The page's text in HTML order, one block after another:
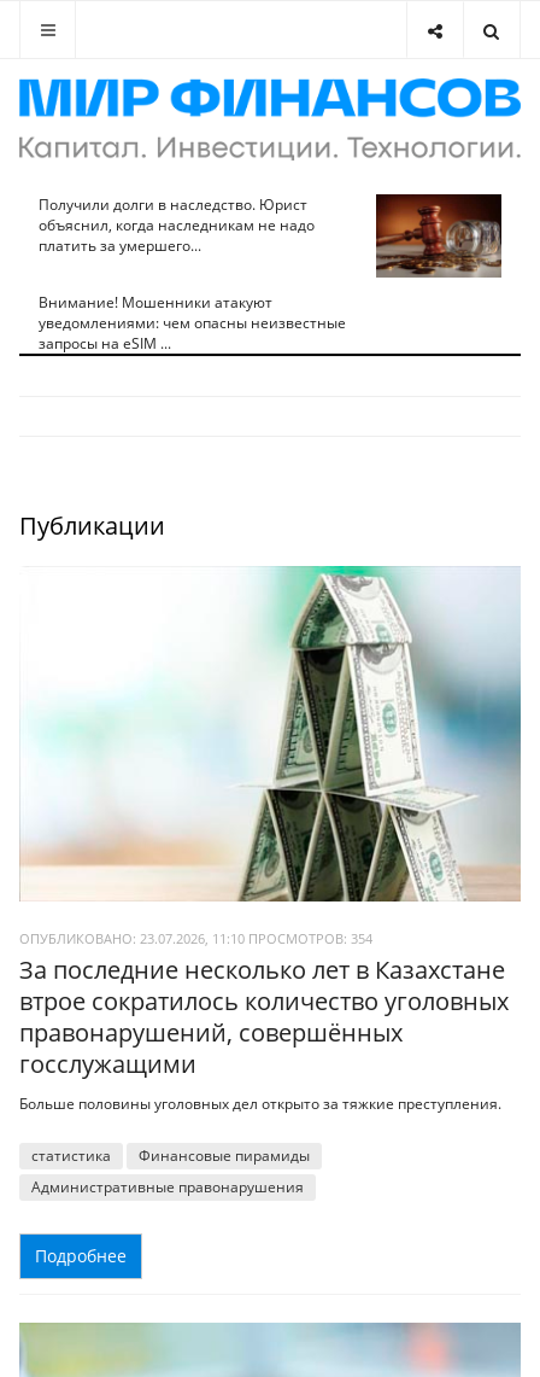
Получили долги в наследство. Юрист
объяснил, когда наследникам не надо
платить за умершего...
Внимание! Мошенники атакуют
уведомлениями: чем опасны неизвестные
запросы на eSIM ...
Публикации
ОПУБЛИКОВАНО: 23.07.2026, 11:10 ПРОСМОТРОВ: 354
За последние несколько лет в Казахстане
втрое сократилось количество уголовных
правонарушений, совершённых
госслужащими
Больше половины уголовных дел открыто за тяжкие преступления.
статистика
Финансовые пирамиды
Административные правонарушения
Подробнее